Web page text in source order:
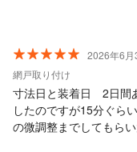
2026年6月
網戸取り付け
寸法日と装着日 2日間
したのですが15分ぐら
の微調整までしてもら
入する煩わしさから解